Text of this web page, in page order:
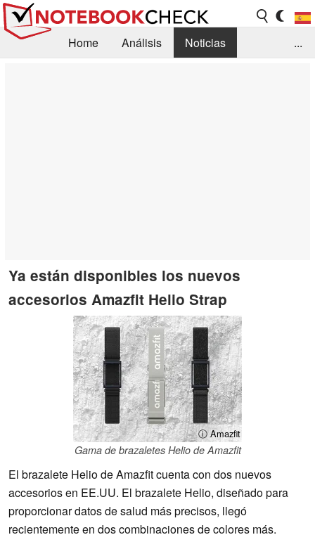
Home Análisis
Noticias
...
Ya están disponibles los nuevos
accesorios Amazfit Helio Strap
ⓘ Amazfit
Gama de brazaletes Helio de Amazfit
El brazalete Helio de Amazfit cuenta con dos nuevos
accesorios en EE.UU. El brazalete Helio, diseñado para
proporcionar datos de salud más precisos, llegó
recientemente en dos combinaciones de colores más.